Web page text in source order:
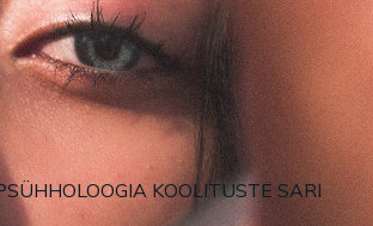
KOOLITUSTE SARI